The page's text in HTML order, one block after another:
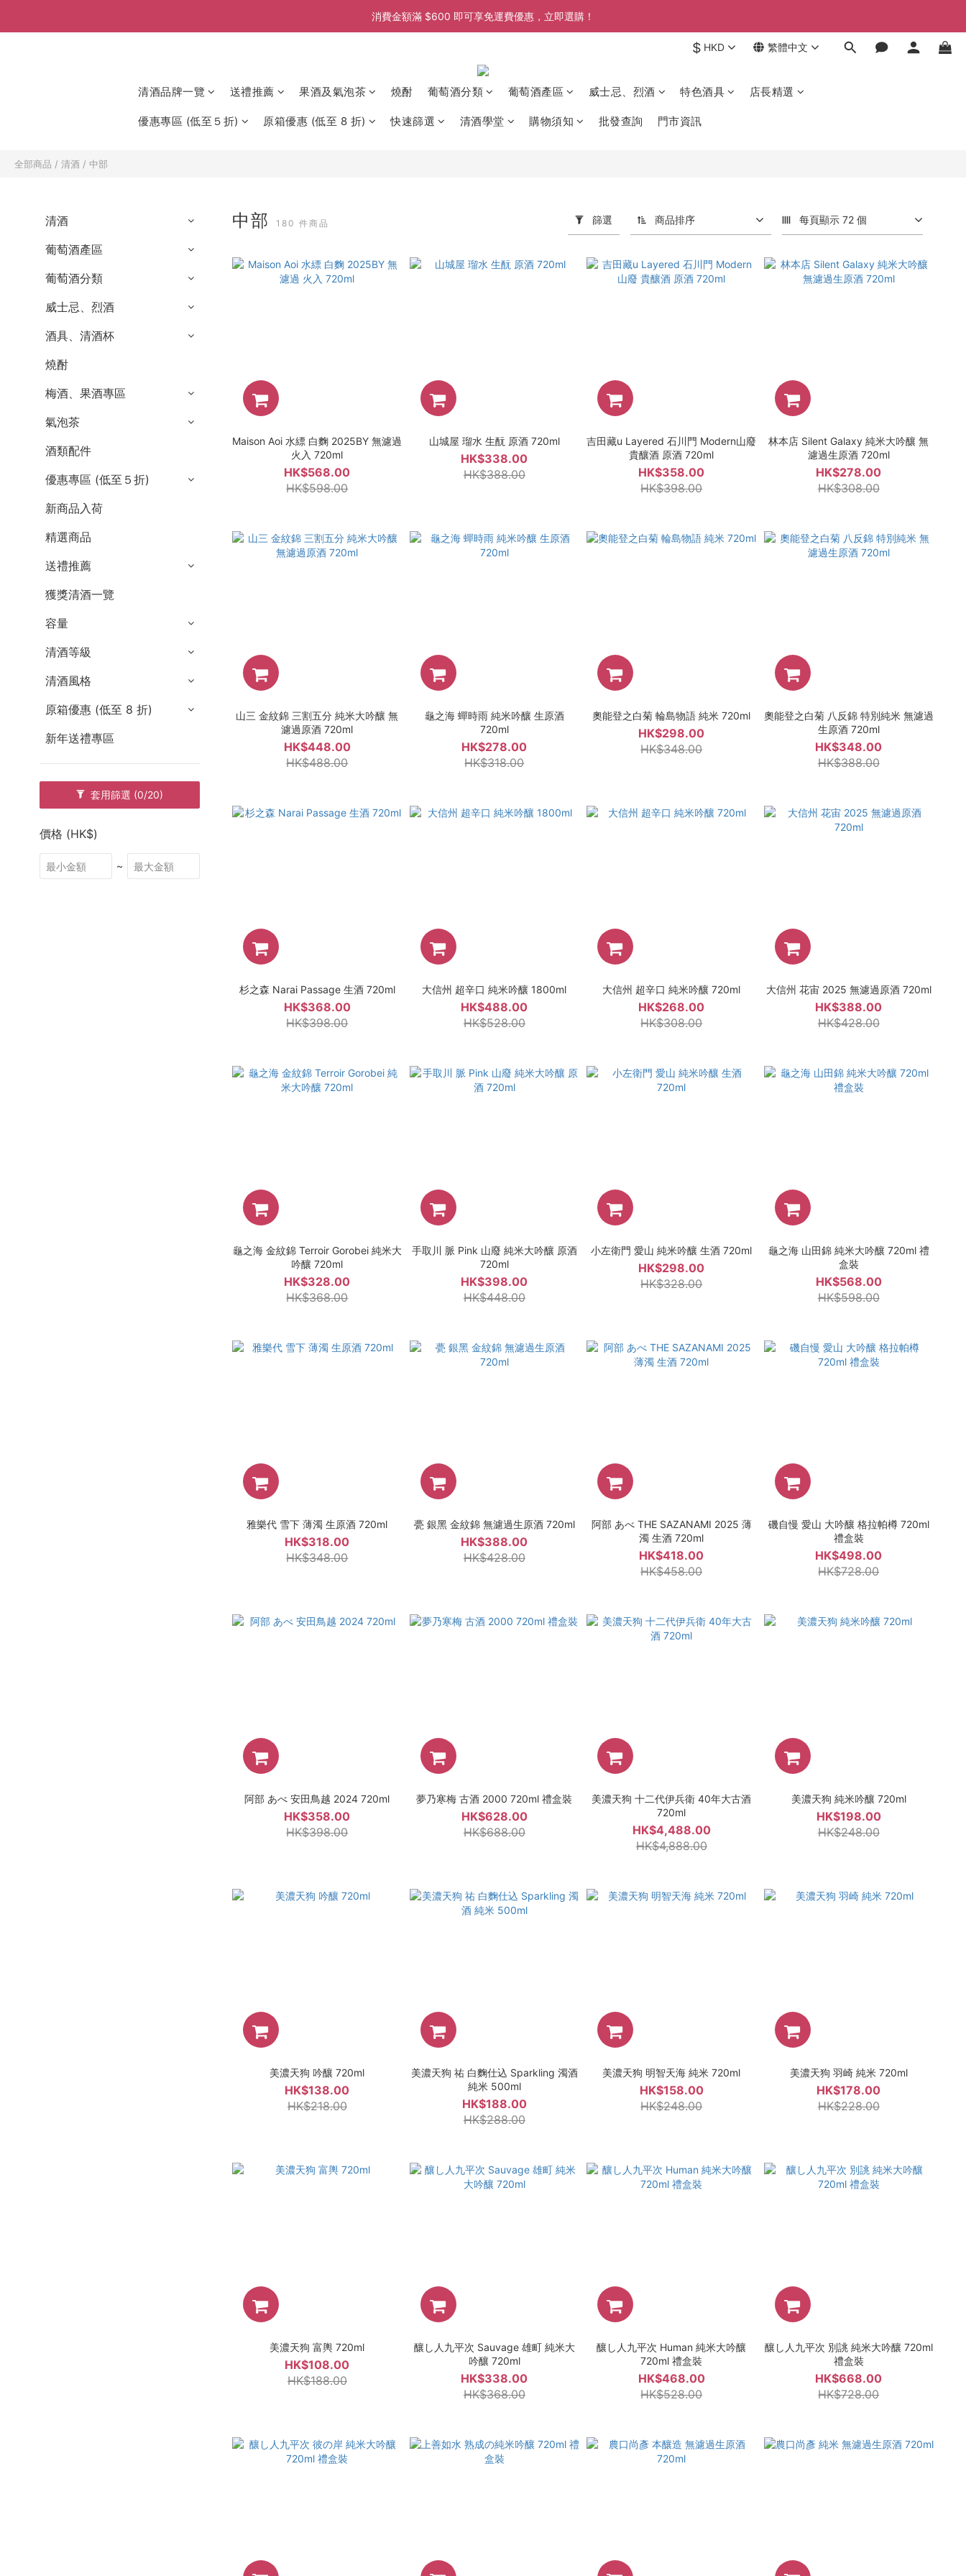
消費金額滿 $600 即可享免運費優惠，立即選購！
消費金額滿 $600 即可享免運費優惠，立即選購！
消費金額滿 $600 即可享免運費優惠，立即選購！
$ HKD 繁體中文
清酒品牌一覽 送禮推薦 果酒及氣泡茶 燒酎 葡萄酒分類 葡萄酒產區 威士忌、烈酒 特色酒具 店長精選
優惠專區 (低至５折) 原箱優惠 (低至 8 折) 快速篩選 清酒學堂 購物須知 批發查詢 門市資訊
全部商品 / 清酒 / 中部
清酒
葡萄酒產區
葡萄酒分類
威士忌、烈酒
酒具、清酒杯
燒酎
梅酒、果酒專區
氣泡茶
酒類配件
優惠專區 (低至５折)
新商品入荷
精選商品
送禮推薦
獲獎清酒一覽
容量
清酒等級
清酒風格
原箱優惠 (低至 8 折)
新年送禮專區
套用篩選 (0/20)
價格 (HK$)
~
中部 180 件商品 篩選 商品排序 每頁顯示 72 個
Maison Aoi 水縹 白麴 2025BY 無濾過
火入 720ml
HK$568.00
HK$598.00
山城屋 瑠水 生酛 原酒 720ml
HK$338.00
HK$388.00
吉田藏u Layered 石川門 Modern山廢
貴釀酒 原酒 720ml
HK$358.00
HK$398.00
林本店 Silent Galaxy 純米大吟釀 無
濾過生原酒 720ml
HK$278.00
HK$308.00
山三 金紋錦 三割五分 純米大吟釀 無
濾過原酒 720ml
HK$448.00
HK$488.00
龜之海 蟬時雨 純米吟釀 生原酒
720ml
HK$278.00
HK$318.00
奧能登之白菊 輪島物語 純米 720ml
HK$298.00
HK$348.00
奧能登之白菊 八反錦 特別純米 無濾過
生原酒 720ml
HK$348.00
HK$388.00
杉之森 Narai Passage 生酒 720ml
HK$368.00
HK$398.00
大信州 超辛口 純米吟釀 1800ml
HK$488.00
HK$528.00
大信州 超辛口 純米吟釀 720ml
HK$268.00
HK$308.00
大信州 花宙 2025 無濾過原酒 720ml
HK$388.00
HK$428.00
龜之海 金紋錦 Terroir Gorobei 純米大
吟釀 720ml
HK$328.00
HK$368.00
手取川 脈 Pink 山廢 純米大吟釀 原酒
720ml
HK$398.00
HK$448.00
小左衛門 愛山 純米吟釀 生酒 720ml
HK$298.00
HK$328.00
龜之海 山田錦 純米大吟釀 720ml 禮
盒裝
HK$568.00
HK$598.00
雅樂代 雪下 薄濁 生原酒 720ml
HK$318.00
HK$348.00
甍 銀黑 金紋錦 無濾過生原酒 720ml
HK$388.00
HK$428.00
阿部 あべ THE SAZANAMI 2025 薄
濁 生酒 720ml
HK$418.00
HK$458.00
磯自慢 愛山 大吟釀 格拉帕樽 720ml
禮盒裝
HK$498.00
HK$728.00
阿部 あべ 安田鳥越 2024 720ml
HK$358.00
HK$398.00
夢乃寒梅 古酒 2000 720ml 禮盒裝
HK$628.00
HK$688.00
美濃天狗 十二代伊兵衛 40年大古酒
720ml
HK$4,488.00
HK$4,888.00
美濃天狗 純米吟釀 720ml
HK$198.00
HK$248.00
美濃天狗 吟釀 720ml
HK$138.00
HK$218.00
美濃天狗 祐 白麴仕込 Sparkling 濁酒
純米 500ml
HK$188.00
HK$288.00
美濃天狗 明智天海 純米 720ml
HK$158.00
HK$248.00
美濃天狗 羽崎 純米 720ml
HK$178.00
HK$228.00
美濃天狗 富輿 720ml
HK$108.00
HK$188.00
釀し人九平次 Sauvage 雄町 純米大
吟釀 720ml
HK$338.00
HK$368.00
釀し人九平次 Human 純米大吟釀
720ml 禮盒裝
HK$468.00
HK$528.00
釀し人九平次 別誂 純米大吟釀 720ml
禮盒裝
HK$668.00
HK$728.00